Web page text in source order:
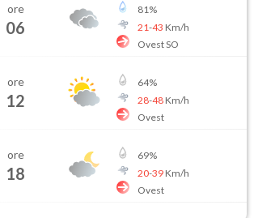
ore
06
81%
21-43 Km/h
Ovest SO
ore
12
64%
28-48Km/h
Ovest
ore
18
69%
20-39Km/h
Ovest